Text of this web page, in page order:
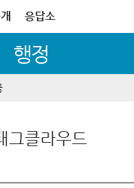
응답소
행정
그클라우드